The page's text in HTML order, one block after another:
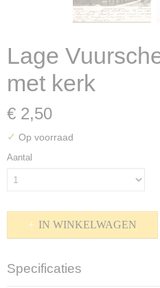
Lage
met kerk
€ 2,50
✓ Op voorraad
Aantal
IN WINKELWAGEN
Specificaties